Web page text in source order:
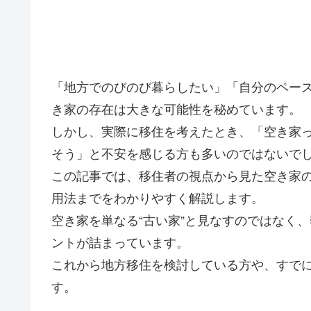
「地方でのびのび暮らしたい」「自分のペ
き家の存在は大きな可能性を秘めています。
しかし、実際に移住を考えたとき、「空き
そう」と不安を感じる方も多いのではないで
この記事では、移住者の視点から見た空き家
用法までをわかりやすく解説します。
空き家を単なる“古い家”と見なすのではなく
ントが詰まっています。
これから地方移住を検討している方や、すで
す。